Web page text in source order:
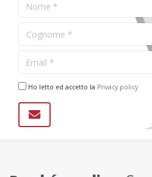
Ho letto ed accetto la Privacy policy